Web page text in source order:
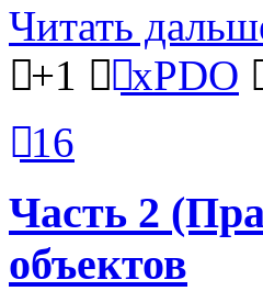
Читать
+1
xPDO
16
Часть 2
объектов